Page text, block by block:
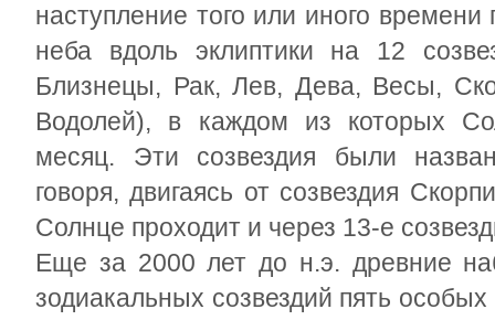
наступление того или иного
неба вдоль эклиптики на 12
Близнецы, Рак, Лев, Дева, Весы,
Водолей), в каждом из которых
месяц. Эти созвездия были
говоря, двигаясь от созвездия
Солнце проходит и через 13-е
Еще за 2000 лет до н.э. древние
зодиакальных созвездий пять